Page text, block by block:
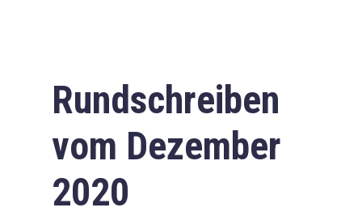
Rundschreiben
vom Dezember
2020